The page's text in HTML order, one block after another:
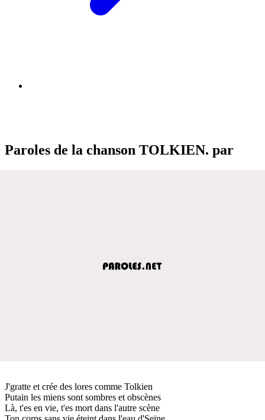
Paroles de la chanson TOLKIEN. par
J'gratte et crée des lores comme Tolkien
Putain les miens sont sombres et obscènes
Là, t'es en vie, t'es mort dans l'autre scène